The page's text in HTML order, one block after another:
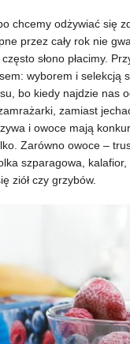
chcemy odżywiać się
przez cały rok nie
słono płacimy.
wyborem i selekcją
bo kiedy najdzie nas
zamiast
i owoce mają
Zarówno owoce –
szparagowa,
ziół czy grzybów.